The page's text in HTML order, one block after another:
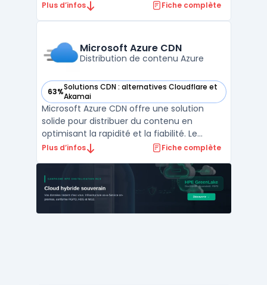
cette plateforme a pour objectif
service repose sur un réseau mondial de
serveurs qui ass ...
Plus d’infos Fiche complète
Microsoft Azure CDN
Distribution de contenu Azure
63%Solutions CDN : alternatives Cloudflare et
Akamai
— voir Microsoft Azure CDN dans cette catégorie
Microsoft Azure CDN offre une solution
solide pour distribuer du contenu en
optimisant la rapidité et la fiabilité. Le
service se base sur un réseau mondial
utilisateur améliorée.Ce CDN est intégré de
manière native avec les services cloud de
Microsoft, permettant ...
Plus d’infos Fiche complète